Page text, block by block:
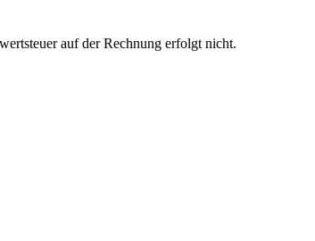
auf der Rechnung erfolgt nicht.